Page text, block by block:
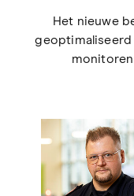
Het nieuwe
monitoren